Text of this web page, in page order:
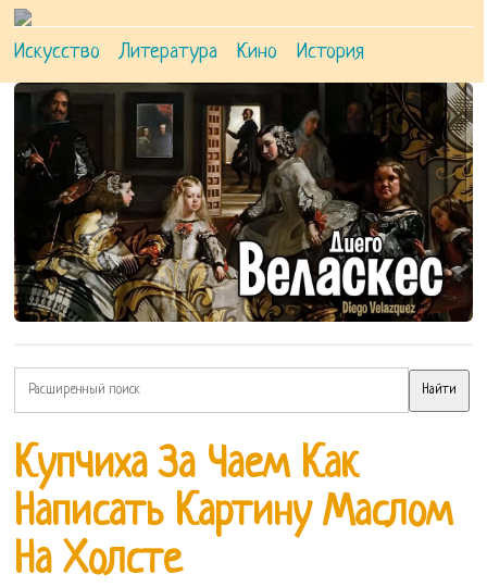
Искусство Литература Кино История
Купчиха За Чаем Как
Написать Картину Маслом
На Холсте